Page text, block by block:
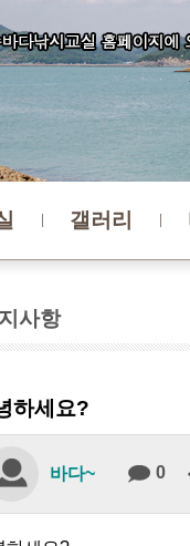
갤러리
사항
하세요?
바다~ 0